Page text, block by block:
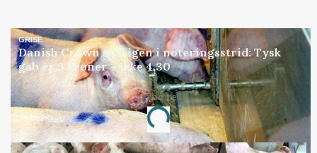
GRISE
Danish Crown slår igen i noteringsstrid: Tysk
gab er 3 kroner – ikke 4,30
Annonce
Loading...